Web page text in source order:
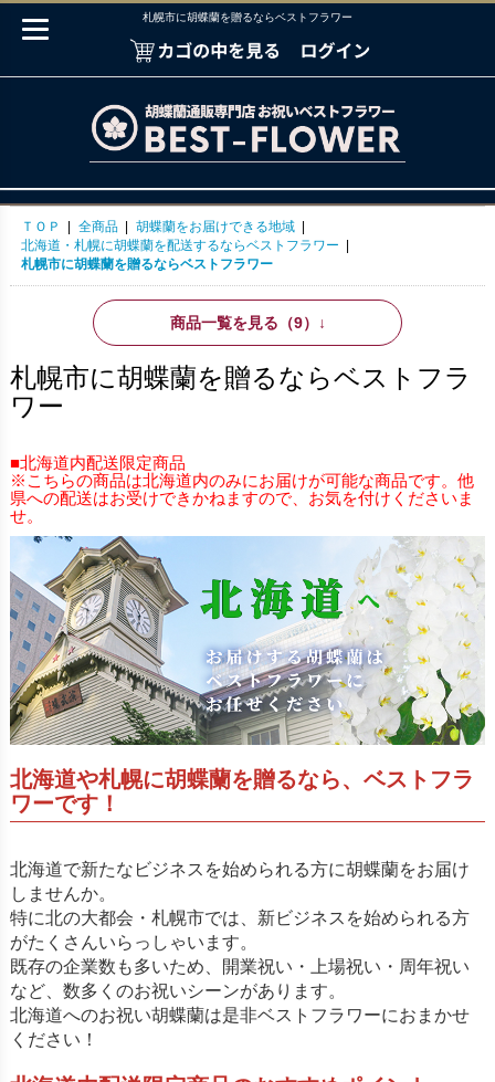
札幌市に胡蝶蘭を贈るならベストフラワー
ＴＯＰ 全商品 胡蝶蘭をお届けできる地域
北海道・札幌に胡蝶蘭を配送するならベストフラワー
札幌市に胡蝶蘭を贈るならベストフラワー
商品一覧を見る（9） ↓
札幌市に胡蝶蘭を贈るならベストフラ
ワー
■北海道内配送限定商品
※こちらの商品は北海道内のみにお届けが可能な商品です。他
県への配送はお受けできかねますので、お気を付けくださいま
せ。
北海道や札幌に胡蝶蘭を贈るなら、ベストフラ
ワーです！
北海道で新たなビジネスを始められる方に胡蝶蘭をお届け
しませんか。
特に北の大都会・札幌市では、新ビジネスを始められる方
がたくさんいらっしゃいます。
既存の企業数も多いため、開業祝い・上場祝い・周年祝い
など、数多くのお祝いシーンがあります。
北海道へのお祝い胡蝶蘭は是非ベストフラワーにおまかせ
ください！